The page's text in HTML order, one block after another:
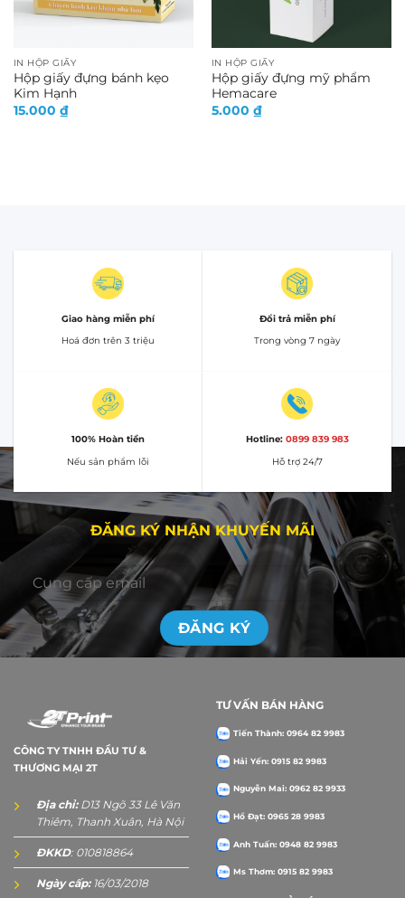
IN HỘP GIẤY
Hộp giấy đựng bánh kẹo
Kim Hạnh
15.000 ₫
IN HỘP GIẤY
Hộp giấy đựng mỹ phẩm
Hemacare
5.000 ₫
Giao hàng miễn phí
Hoá đơn trên 3 triệu
Đổi trả miễn phí
Trong vòng 7 ngày
100% Hoàn tiền
Nếu sản phẩm lỗi
Hotline: 0899 839 983
Hỗ trợ 24/7
ĐĂNG KÝ NHẬN KHUYẾN MÃI
CÔNG TY TNHH ĐẦU TƯ &
THƯƠNG MẠI 2T
Địa chỉ:D13 Ngõ 33 Lê Văn
Thiêm, Thanh Xuân, Hà Nội
ĐKKD: 010818864
Ngày cấp:16/03/2018
TƯ VẤN BÁN HÀNG
Tiến Thành: 0964 82 9983
Hải Yến: 0915 82 9983
Nguyễn Mai: 0962 82 9933
Hồ Đạt: 0965 28 9983
Anh Tuấn: 0948 82 9983
Ms Thơm: 0915 82 9983